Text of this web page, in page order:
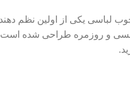
چوب لباسی یکی از اولین نظم